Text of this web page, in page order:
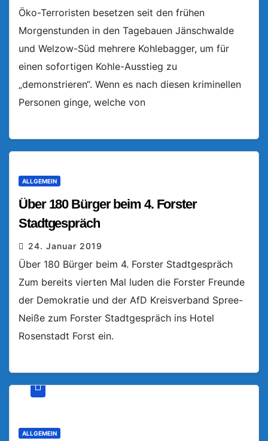
Öko-Terroristen besetzen seit den frühen
Morgenstunden in den Tagebauen Jänschwalde
und Welzow-Süd mehrere Kohlebagger, um für
einen sofortigen Kohle-Ausstieg zu
„demonstrieren“. Wenn es nach diesen kriminellen
Personen ginge, welche von
ALLGEMEIN
Über 180 Bürger beim 4. Forster
Stadtgespräch
24. Januar 2019
Über 180 Bürger beim 4. Forster Stadtgespräch
Zum bereits vierten Mal luden die Forster Freunde
der Demokratie und der AfD Kreisverband Spree-
Neiße zum Forster Stadtgespräch ins Hotel
Rosenstadt Forst ein.
ALLGEMEIN